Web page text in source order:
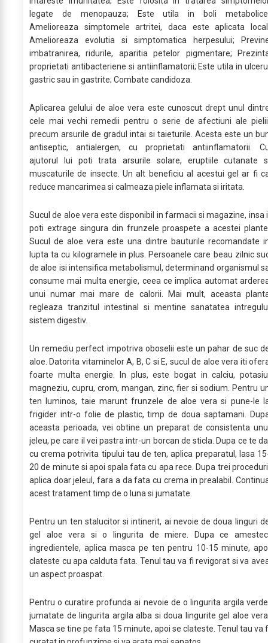
legate de menopauza; Este utila in boli
Amelioreaza simptomele artritei, daca este aplicata
Amelioreaza evolutia si simptomatica herpesului;
imbatranirea, ridurile, aparitia petelor pigmentare;
proprietati antibacteriene si antiinflamatorii; Este utila in
gastric sau in gastrite; Combate candidoza.
Aplicarea gelului de aloe vera este cunoscut drept unul
cele mai vechi remedii pentru o serie de afectiuni ale
precum arsurile de gradul intai si taieturile. Acesta este un
antiseptic, antialergen, cu proprietati antiinflamatorii.
ajutorul lui poti trata arsurile solare, eruptiile cutanate
muscaturile de insecte. Un alt beneficiu al acestui gel ar fi
reduce mancarimea si calmeaza piele inflamata si iritata.
Sucul de aloe vera este disponibil in farmacii si magazine, insa
poti extrage singura din frunzele proaspete a acestei
Sucul de aloe vera este una dintre bauturile recomandate
lupta ta cu kilogramele in plus. Persoanele care beau zilnic
de aloe isi intensifica metabolismul, determinand organismul
consume mai multa energie, ceea ce implica automat
unui numar mai mare de calorii. Mai mult, aceasta
regleaza tranzitul intestinal si mentine sanatatea
sistem digestiv.
Un remediu perfect impotriva oboselii este un pahar de suc
aloe. Datorita vitaminelor A, B, C si E, sucul de aloe vera iti
foarte multa energie. In plus, este bogat in calciu,
magneziu, cupru, crom, mangan, zinc, fier si sodium. Pentru
ten luminos, taie marunt frunzele de aloe vera si pune-le
frigider intr-o folie de plastic, timp de doua saptamani.
aceasta perioada, vei obtine un preparat de consistenta
jeleu, pe care il vei pastra intr-un borcan de sticla. Dupa ce te
cu crema potrivita tipului tau de ten, aplica preparatul, lasa
20 de minute si apoi spala fata cu apa rece. Dupa trei
aplica doar jeleul, fara a da fata cu crema in prealabil.
acest tratament timp de o luna si jumatate.
Pentru un ten stalucitor si intinerit, ai nevoie de doua linguri
gel aloe vera si o lingurita de miere. Dupa ce
ingredientele, aplica masca pe ten pentru 10-15 minute,
clateste cu apa calduta fata. Tenul tau va fi revigorat si va
un aspect proaspat.
Pentru o curatire profunda ai nevoie de o lingurita argila
jumatate de lingurita argila alba si doua lingurite gel aloe
Masca se tine pe fata 15 minute, apoi se clateste. Tenul tau va